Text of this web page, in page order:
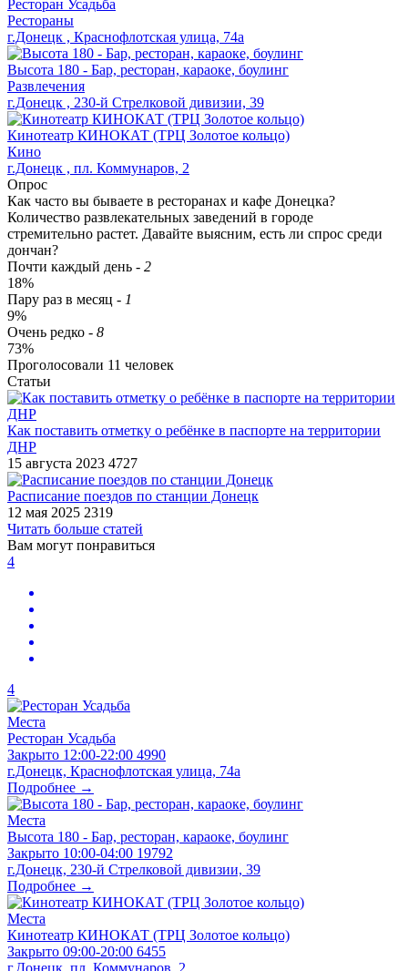
Ресторан Усадьба
Рестораны
г.Донецк , Краснофлотская улица, 74а
Высота 180 - Бар, ресторан, караоке, боулинг
Развлечения
г.Донецк , 230-й Стрелковой дивизии, 39
Кинотеатр КИНОКАТ (ТРЦ Золотое кольцо)
Кино
г.Донецк , пл. Коммунаров, 2
Опрос
Как часто вы бываете в ресторанах и кафе Донецка?
Количество развлекательных заведений в городе
стремительно растет. Давайте выясним, есть ли спрос среди
дончан?
Почти каждый день - 2
18%
Пару раз в месяц - 1
9%
Очень редко - 8
73%
Проголосовали 11 человек
Статьи
Как поставить отметку о ребёнке в паспорте на территории
ДНР
15 августа 2023 4727
Расписание поездов по станции Донецк
12 мая 2025 2319
Читать больше статей
Вам могут понравиться
4
4
Места
Ресторан Усадьба
Закрыто 12:00-22:00 4990
г.Донецк, Краснофлотская улица, 74а
Подробнее →
Места
Высота 180 - Бар, ресторан, караоке, боулинг
Закрыто 10:00-04:00 19792
г.Донецк, 230-й Стрелковой дивизии, 39
Подробнее →
Места
Кинотеатр КИНОКАТ (ТРЦ Золотое кольцо)
Закрыто 09:00-20:00 6455